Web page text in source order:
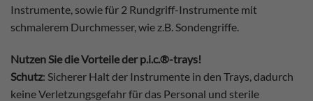
Instrumente, sowie für 2 Rundgriff-Instrumente mit
schmalerem Durchmesser, wie z.B. Sondengriffe.
Nutzen Sie die Vorteile der p.i.c.®-trays!
Schutz: Sicherer Halt der Instrumente in den Trays, dadurch
keine Verletzungsgefahr für das Personal und sterile